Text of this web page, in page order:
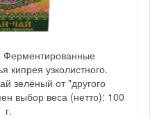
Ферментированные
кипрея узколистного.
зелёный от "другого
выбор веса (нетто): 100
г.